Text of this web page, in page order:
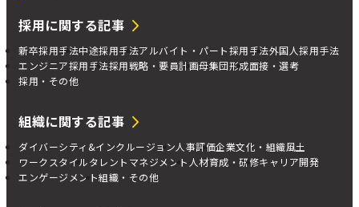
採用に関する記事
新卒採用手法中途採用手法アルバイト・パート採用手法外国人採用手法
エンジニア採用手法採用戦略・要員計画母集団形成面接・選考
採用・その他
組織に関する記事
ダイバーシティ&インクルージョン人事評価企業文化・組織風土
ワークスタイルタレントマネジメント人材育成・研修キャリア開発
エンゲージメント組織・その他